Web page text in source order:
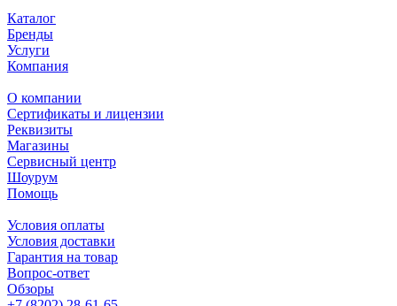
Каталог
Бренды
Услуги
Компания
О компании
Сертификаты и лицензии
Реквизиты
Магазины
Сервисный центр
Шоурум
Помощь
Условия оплаты
Условия доставки
Гарантия на товар
Вопрос-ответ
Обзоры